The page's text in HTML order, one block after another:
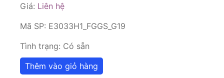
Giá: Liên hệ
Mã SP: E3033H1_FGGS_G19
Tình trạng: Có sẵn
Thêm vào giỏ hàng